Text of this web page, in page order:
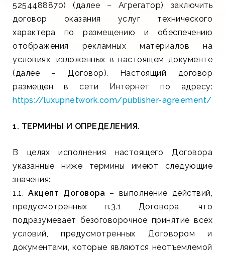
5254488870) (далее – Агрегатор) заключить
договор оказания услуг технического
характера по размещению и обеспечению
отображения рекламных материалов на
условиях, изложенных в настоящем документе
(далее – Договор). Настоящий договор
размещен в сети Интернет по адресу:
https://luxupnetwork.com/publisher-agreement/
1. ТЕРМИНЫ И ОПРЕДЕЛЕНИЯ.
В целях исполнения настоящего Договора
указанные ниже термины имеют следующие
значения:
1.1. Акцепт Договора – выполнение действий,
предусмотренных п.3.1 Договора, что
подразумевает безоговорочное принятие всех
условий, предусмотренных Договором и
документами, которые являются неотъемлемой